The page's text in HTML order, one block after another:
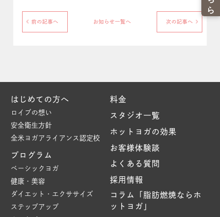
前の記事へ お知らせ一覧へ 次の記事へ
はじめての方へ
ロイブの想い
安全衛生方針
全米ヨガアライアンス認定校
プログラム
ベーシックヨガ
健康・美容
ダイエット・エクササイズ
ステップアップ
料金
スタジオ一覧
ホットヨガの効果
お客様体験談
よくある質問
採用情報
コラム「脂肪燃焼ならホ
ットヨガ」